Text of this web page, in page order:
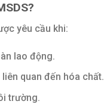
yêu cầu khi:
lao động.
quan đến hóa chất.
trường.